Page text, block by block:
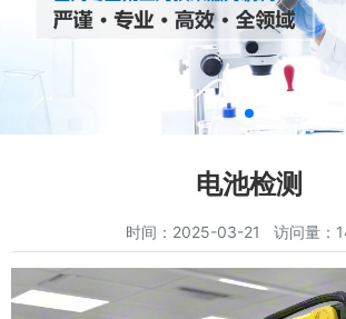
电池检测
时间：2025-03-21 访问量：